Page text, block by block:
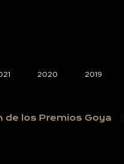
2020 2019
de los Premios Goya